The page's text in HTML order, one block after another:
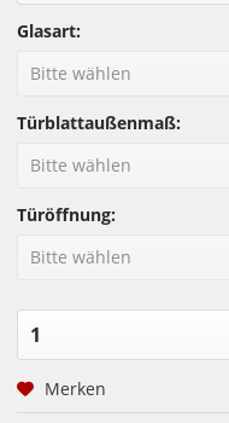
Glasart:
Türblattaußenmaß:
Türöffnung:
Merken